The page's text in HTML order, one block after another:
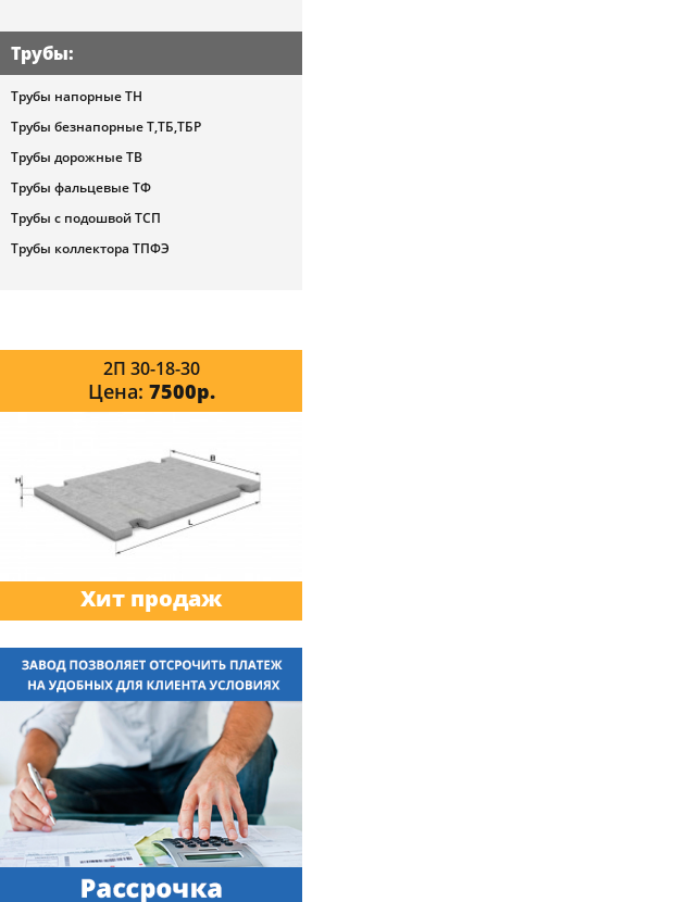
Трубы:
Трубы напорные ТН
Трубы безнапорные Т,ТБ,ТБР
Трубы дорожные ТВ
Трубы фальцевые ТФ
Трубы с подошвой ТСП
Трубы коллектора ТПФЭ
2П 30-18-30
Цена: 7500р.
Хит продаж